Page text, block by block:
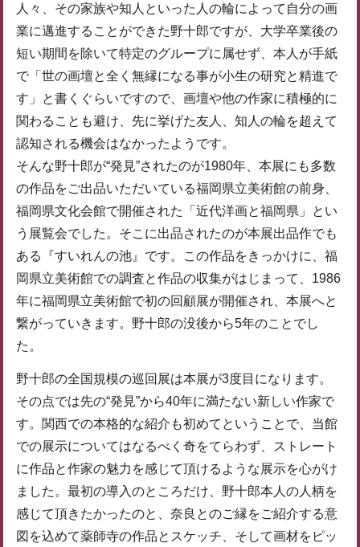
人々、その家族や知人といった人の輪によって自分の画
業に邁進することができた野十郎ですが、大学卒業後の
短い期間を除いて特定のグループに属せず、本人が手紙
で「世の画壇と全く無縁になる事が小生の研究と精進で
す」と書くぐらいですので、画壇や他の作家に積極的に
関わることも避け、先に挙げた友人、知人の輪を超えて
認知される機会はなかったようです。
そんな野十郎が“発見”されたのが1980年、本展にも多数
の作品をご出品いただいている福岡県立美術館の前身、
福岡県文化会館で開催された「近代洋画と福岡県」とい
う展覧会でした。そこに出品されたのが本展出品作でも
ある『すいれんの池』です。この作品をきっかけに、福
岡県立美術館での調査と作品の収集がはじまって、1986
年に福岡県立美術館で初の回顧展が開催され、本展へと
繋がっていきます。野十郎の没後から5年のことでし
た。
野十郎の全国規模の巡回展は本展が3度目になります。
その点では先の“発見”から40年に満たない新しい作家で
す。関西での本格的な紹介も初めてということで、当館
での展示についてはなるべく奇をてらわず、ストレート
に作品と作家の魅力を感じて頂けるような展示を心がけ
ました。最初の導入のところだけ、野十郎本人の人柄を
感じて頂きたかったのと、奈良とのご縁をご紹介する意
図を込めて薬師寺の作品とスケッチ、そして画材をピッ